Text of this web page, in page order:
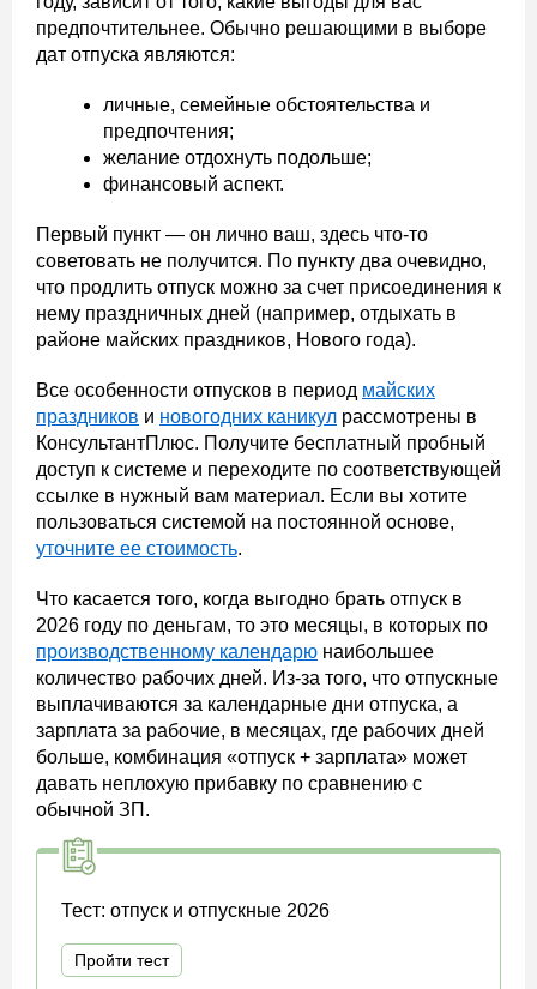
предпочтительнее. Обычно решающими в выборе
дат отпуска являются:
личные, семейные обстоятельства и
предпочтения;
желание отдохнуть подольше;
финансовый аспект.
Первый пункт — он лично ваш, здесь что-то
советовать не получится. По пункту два очевидно,
что продлить отпуск можно за счет присоединения к
нему праздничных дней (например, отдыхать в
районе майских праздников, Нового года).
Все особенности отпусков в период майских
праздников и новогодних каникул рассмотрены в
КонсультантПлюс. Получите бесплатный пробный
доступ к системе и переходите по соответствующей
ссылке в нужный вам материал. Если вы хотите
пользоваться системой на постоянной основе,
уточните ее стоимость.
Что касается того, когда выгодно брать отпуск в
2026 году по деньгам, то это месяцы, в которых по
производственному календарю наибольшее
количество рабочих дней. Из-за того, что отпускные
выплачиваются за календарные дни отпуска, а
зарплата за рабочие, в месяцах, где рабочих дней
больше, комбинация «отпуск + зарплата» может
давать неплохую прибавку по сравнению с
обычной ЗП.
Тест: отпуск и отпускные 2026
Пройти тест